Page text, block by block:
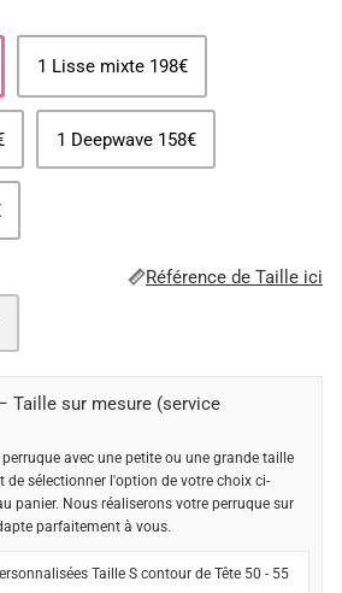
1 Lisse mixte 198€
1 Deepwave 158€
Référence de Taille ici
Taille sur mesure (service
avec une petite ou une grande taille
de sélectionner l'option de votre choix ci-
panier. Nous réaliserons votre perruque sur
parfaitement à vous.
Taille S contour de Tête 50 - 55